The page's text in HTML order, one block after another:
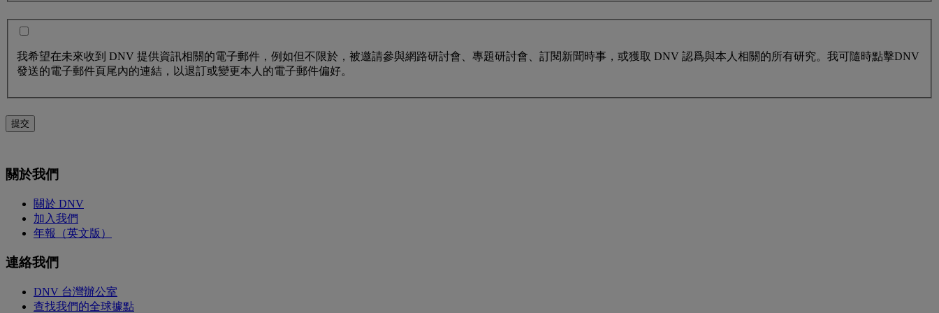
我希望在未來收到 DNV 提供資訊相關的電子郵件，例如但不限於，被邀請參與網路研討會、專題研討會、訂閱新聞時事，或獲取 DNV 認爲與本人相關的所有研究。我可隨時點擊DNV
發送的電子郵件頁尾內的連結，以退訂或變更本人的電子郵件偏好。
提交
關於我們
關於 DNV
加入我們
年報（英文版）
連絡我們
DNV 台灣辦公室
查找我們的全球據點